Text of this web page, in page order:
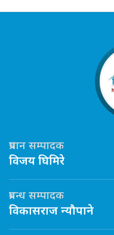
प्रधान सम्पादक
विजय घिमिरे
प्रबन्ध सम्पादक
विकासराज न्यौपाने